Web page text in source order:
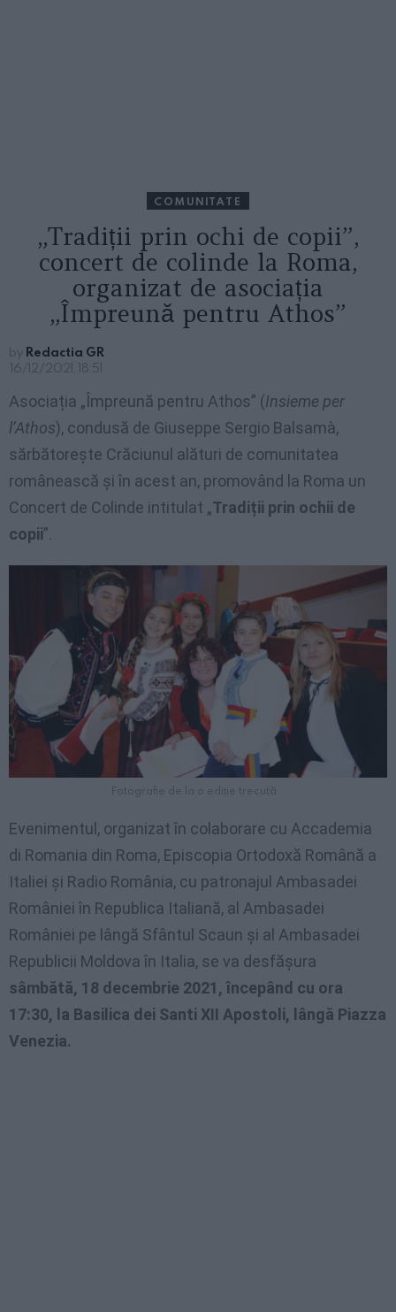
COMUNITATE
„Tradiții prin ochi de copii”,
concert de colinde la Roma,
organizat de asociația
„Împreună pentru Athos”
by Redactia GR
16/12/2021, 18:51
Asociația „Împreună pentru Athos” (Insieme per
l’Athos), condusă de Giuseppe Sergio Balsamà,
sărbătorește Crăciunul alături de comunitatea
românească și în acest an, promovând la Roma un
Concert de Colinde intitulat „Tradiții prin ochii de
copii”.
Fotografie de la o ediție trecută
Evenimentul, organizat în colaborare cu Accademia
di Romania din Roma, Episcopia Ortodoxă Română a
Italiei și Radio România, cu patronajul Ambasadei
României în Republica Italiană, al Ambasadei
României pe lângă Sfântul Scaun și al Ambasadei
Republicii Moldova în Italia, se va desfășura
sâmbătă, 18 decembrie 2021, începând cu ora
17:30, la Basilica dei Santi XII Apostoli, lângă Piazza
Venezia.